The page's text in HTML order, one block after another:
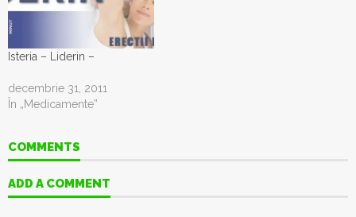
Isteria – Liderin –
decembrie 31, 2011
În „Medicamente”
COMMENTS
ADD A COMMENT